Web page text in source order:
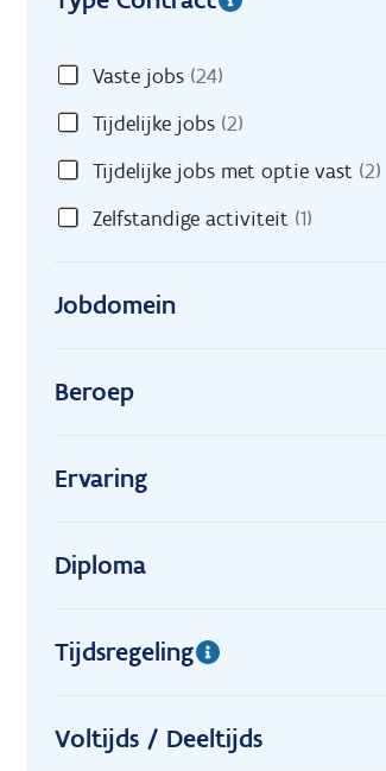
Vaste jobs (24)
Tijdelijke jobs (2)
Tijdelijke jobs met optie vast (2)
Zelfstandige activiteit (1)
Jobdomein
Beroep
Ervaring
Diploma
Tijdsregeling
Voltijds / Deeltijds